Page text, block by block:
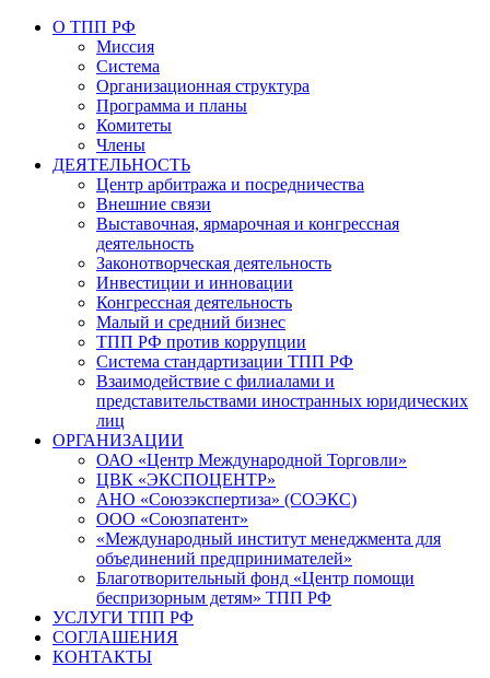
O TПП РФ
Миссия
Системa
Организационная структура
Программа и планы
Комитеты
Члены
ДЕЯТЕЛЬНОСТЬ
Центр арбитража и посредничества
Внешние связи
Выставочная, ярмарочная и конгрессная
деятельность
Законотворческая деятельность
Инвестиции и инновации
Конгрессная деятельность
Малый и средний бизнес
ТПП РФ против коррупции
Система стандартизации ТПП РФ
Взаимодействиe с филиалами и
представительствами иностранных юридических
лиц
ОРГАНИЗАЦИИ
ОАО «Центр Международной Торговли»
ЦВК «ЭКСПОЦЕНТР»
АНО «Союзэкспертиза» (СОЭКС)
OOO «Союзпатент»
«Международный институт менеджмента для
объединений предпринимателей»
Благотворительный фонд «Центр помощи
беспризорным детям» ТПП РФ
УСЛУГИ ТПП РФ
СОГЛАШЕНИЯ
КОНТАКТЫ